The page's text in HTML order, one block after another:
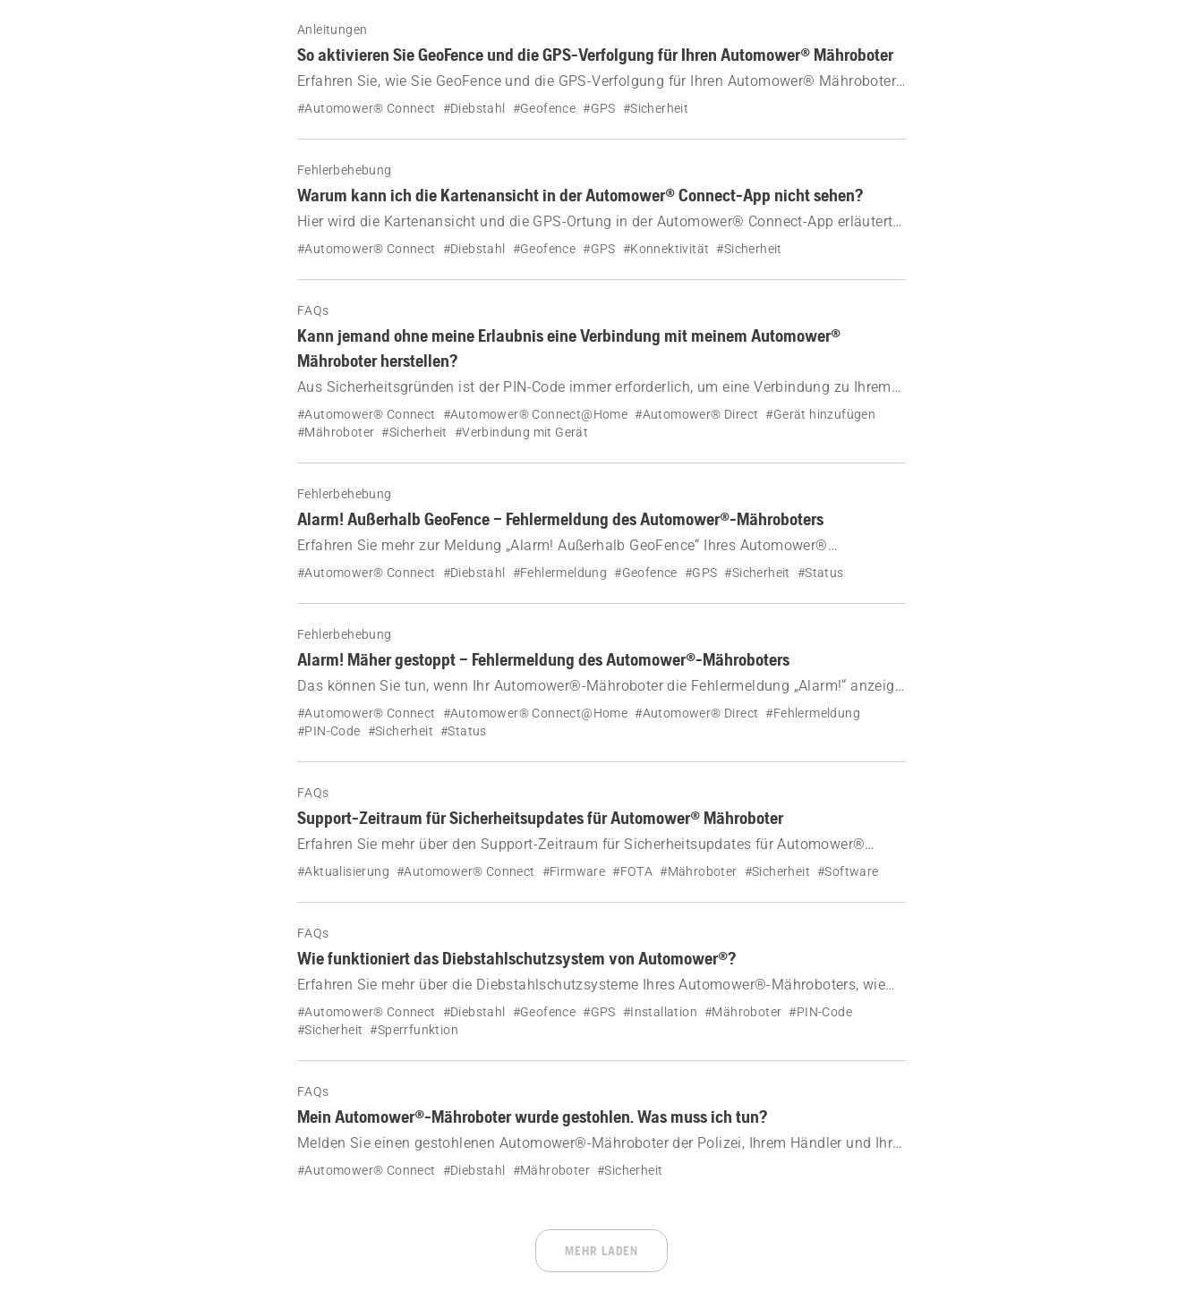
Satellitensignalen verbessert die Rasenpflege und schützt Ihre Privatsphäre.
Anleitungen
So aktivieren Sie GeoFence und die GPS-Verfolgung für Ihren Automower® Mähroboter
Erfahren Sie, wie Sie GeoFence und die GPS-Verfolgung für Ihren Automower® Mähroboter
über die Automower® Connect-App oder das Mäher-Display aktivieren und einrichten.
#Automower® Connect #Diebstahl #Geofence #GPS #Sicherheit
Fehlerbehebung
Warum kann ich die Kartenansicht in der Automower® Connect-App nicht sehen?
Hier wird die Kartenansicht und die GPS-Ortung in der Automower® Connect-App erläutert.
Erfahren Sie, wie Bluetooth-, WLAN- und Mobilfunkverbindungen die Nachverfolgung
#Automower® Connect #Diebstahl #Geofence #GPS #Konnektivität #Sicherheit
FAQs
Kann jemand ohne meine Erlaubnis eine Verbindung mit meinem Automower®
Mähroboter herstellen?
Aus Sicherheitsgründen ist der PIN-Code immer erforderlich, um eine Verbindung zu Ihrem
Husqvarna Automower® Mähroboter herzustellen und sicherzustellen, dass nur autorisierte
Benutzer darauf zugreifen können.
#Automower® Connect #Automower® Connect@Home #Automower® Direct #Gerät hinzufügen
#Mähroboter #Sicherheit #Verbindung mit Gerät
Fehlerbehebung
Alarm! Außerhalb GeoFence – Fehlermeldung des Automower®-Mähroboters
Erfahren Sie mehr zur Meldung „Alarm! Außerhalb GeoFence“ Ihres Automower®
Mähroboters und weitere Informationen zu häufigen Ursachen und Lösungen.
#Automower® Connect #Diebstahl #Fehlermeldung #Geofence #GPS #Sicherheit #Status
Fehlerbehebung
Alarm! Mäher gestoppt – Fehlermeldung des Automower®-Mähroboters
Das können Sie tun, wenn Ihr Automower®-Mähroboter die Fehlermeldung „Alarm!“ anzeigt.
Mäher gestoppt
#Automower® Connect #Automower® Connect@Home #Automower® Direct #Fehlermeldung
#PIN-Code #Sicherheit #Status
FAQs
Support-Zeitraum für Sicherheitsupdates für Automower® Mähroboter
Erfahren Sie mehr über den Support-Zeitraum für Sicherheitsupdates für Automower®
Mähroboter, die FOTA (Firmware Over the Air) unterstützen
#Aktualisierung #Automower® Connect #Firmware #FOTA #Mähroboter #Sicherheit #Software
FAQs
Wie funktioniert das Diebstahlschutzsystem von Automower®?
Erfahren Sie mehr über die Diebstahlschutzsysteme Ihres Automower®-Mähroboters, wie
PIN-Code, Installationssperre und GeoFence.
#Automower® Connect #Diebstahl #Geofence #GPS #Installation #Mähroboter #PIN-Code
#Sicherheit #Sperrfunktion
FAQs
Mein Automower®-Mähroboter wurde gestohlen. Was muss ich tun?
Melden Sie einen gestohlenen Automower®-Mähroboter der Polizei, Ihrem Händler und Ihrer
Hausratversicherung.
#Automower® Connect #Diebstahl #Mähroboter #Sicherheit
MEHR LADEN